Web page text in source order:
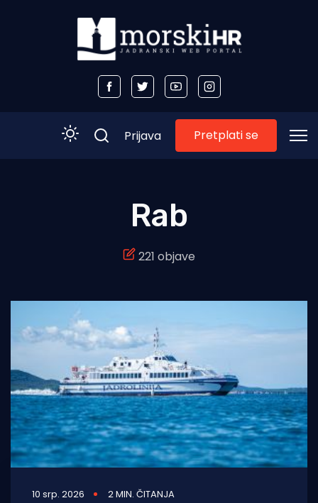
Turizam i nautika
Pomorstvo
Ribolov
Ekologija
Tradicija i kultura
Prijava Pretplati se
Rab
221 objave
10 srp. 2026 2 MIN. ČITANJA